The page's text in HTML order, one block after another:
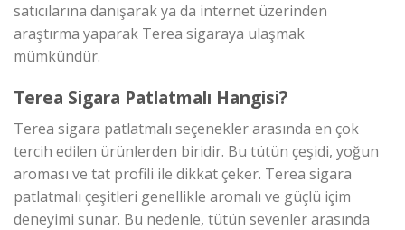
satıcılarına danışarak ya da internet üzerinden
araştırma yaparak Terea sigaraya ulaşmak
mümkündür.
Terea Sigara Patlatmalı Hangisi?
Terea sigara patlatmalı seçenekler arasında en çok
tercih edilen ürünlerden biridir. Bu tütün çeşidi, yoğun
aroması ve tat profili ile dikkat çeker. Terea sigara
patlatmalı çeşitleri genellikle aromalı ve güçlü içim
deneyimi sunar. Bu nedenle, tütün sevenler arasında